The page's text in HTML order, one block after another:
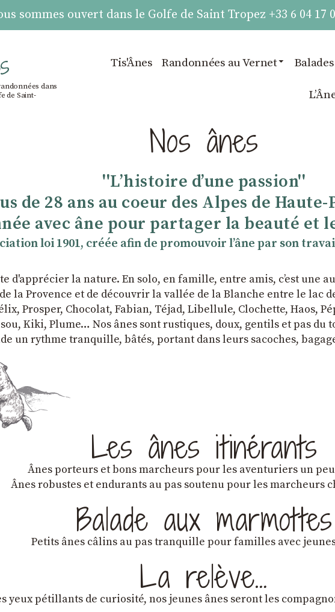
sommes ouvert dans le Golfe de Saint Tropez +33 6 04 17
dans
de Saint-
Tis'Ânes Randonnées au Vernet
Nos ânes
''Lʼhistoire dʼune passion''
de 28 ans au coeur des Alpes de
avec âne pour partager la beauté et
loi 1901, créée afin de promouvoir lʼâne par son
d'apprécier la nature. En solo, en famille, entre amis, cʼest une
la Provence et de découvrir la vallée de la Blanche entre le lac
Prosper, Chocolat, Fabian, Téjad, Libellule, Clochette, Haos,
Kiki, Plume… Nos ânes sont rustiques, doux, gentils et pas
un rythme tranquille, bâtés, portant dans leurs sacoches,
Les ânes itinérants
Ânes porteurs et bons marcheurs pour les aventuriers un
Ânes robustes et endurants au pas soutenu pour les marcheurs
Balade aux marmottes
Petits ânes câlins au pas tranquille pour familles avec
La relève…
yeux pétillants de curiosité, nos jeunes ânes seront les